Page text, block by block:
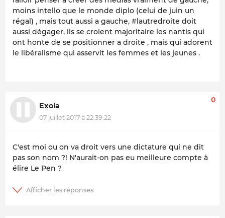
moins intello que le monde diplo (celui de juin un
régal) , mais tout aussi a gauche, #lautredroite doit
aussi dégager, ils se croient majoritaire les nantis qui
ont honte de se positionner a droite , mais qui adorent
le libéralisme qui asservit les femmes et les jeunes .
Exola
07 juillet 2017 à 22:39:22
0
C'est moi ou on va droit vers une dictature qui ne dit
pas son nom ?! N'aurait-on pas eu meilleure compte à
élire Le Pen ?